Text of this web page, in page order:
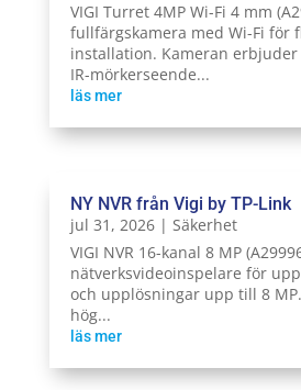
VIGI Turret 4MP Wi-Fi 4 mm
fullfärgskamera med Wi-Fi för
installation. Kameran
IR-mörkerseende...
läs mer
NY NVR från Vigi by TP-Link
jul 31, 2026| Säkerhet
VIGI NVR 16-kanal 8 MP
nätverksvideoinspelare för
och upplösningar upp till 8
hög...
läs mer